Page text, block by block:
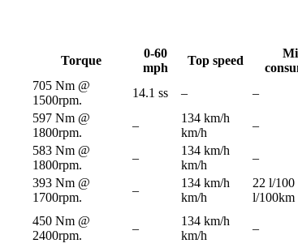
Torque
0-60
mph
Top speed
705 Nm @
1500rpm.
14.1 ss – –
597 Nm @
1800rpm.
–
134 km/h
km/h
–
583 Nm @
1800rpm.
–
134 km/h
km/h
–
393 Nm @
1700rpm.
–
134 km/h
km/h
22 l/100
l/100km
450 Nm @
2400rpm.
–
134 km/h
km/h
–